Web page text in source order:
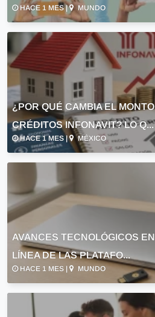
HACE 1 MES | MUNDO
¿POR QUÉ CAMBIA EL
CRÉDITOS INFONAVIT? LO Q...
HACE 1 MES | MÉXICO
AVANCES TECNOLÓGICOS
LÍNEA DE LAS PLATAFO...
HACE 1 MES | MUNDO